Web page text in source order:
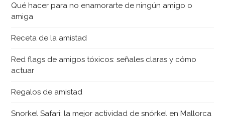
Qué hacer para no enamorarte de ningún amigo o
amiga
Receta de la amistad
Red flags de amigos tóxicos: señales claras y cómo
actuar
Regalos de amistad
Snorkel Safari: la mejor actividad de snórkel en Mallorca